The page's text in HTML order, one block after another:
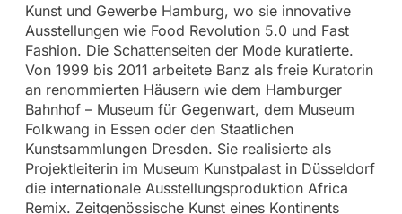
Kunst und Gewerbe Hamburg, wo sie innovative
Ausstellungen wie Food Revolution 5.0 und Fast
Fashion. Die Schattenseiten der Mode kuratierte.
Von 1999 bis 2011 arbeitete Banz als freie Kuratorin
an renommierten Häusern wie dem Hamburger
Bahnhof – Museum für Gegenwart, dem Museum
Folkwang in Essen oder den Staatlichen
Kunstsammlungen Dresden. Sie realisierte als
Projektleiterin im Museum Kunstpalast in Düsseldorf
die internationale Ausstellungsproduktion Africa
Remix. Zeitgenössische Kunst eines Kontinents